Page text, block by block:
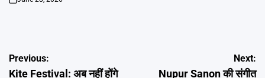
on
Post
Previous:
Kite Festival: अब नहीं होंगे
Next:
Nupur Sanon की संगीत